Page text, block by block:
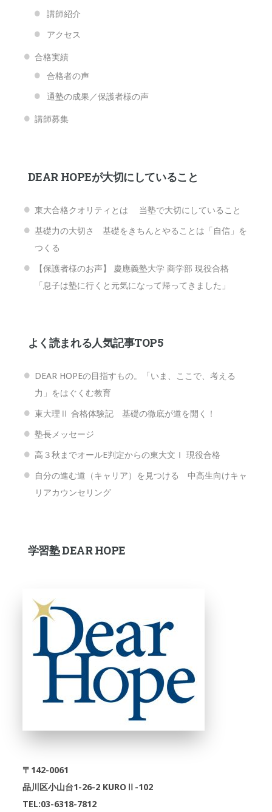
講師紹介
アクセス
合格実績
合格者の声
通塾の成果／保護者様の声
講師募集
DEAR HOPEが大切にしていること
東大合格クオリティとは 当塾で大切にしていること
基礎力の大切さ 基礎をきちんとやることは「自信」を
つくる
【保護者様のお声】 慶應義塾大学 商学部 現役合格
「息子は塾に行くと元気になって帰ってきました」
よく読まれる人気記事TOP5
DEAR HOPEの目指すもの。「いま、ここで、考える
力」をはぐくむ教育
東大理Ⅱ 合格体験記 基礎の徹底が道を開く！
塾長メッセージ
高３秋までオールE判定からの東大文Ⅰ 現役合格
自分の進む道（キャリア）を見つける 中高生向けキャ
リアカウンセリング
学習塾 DEAR HOPE
〒142-0061
品川区小山台1-26-2 KUROⅡ-102
TEL:03-6318-7812